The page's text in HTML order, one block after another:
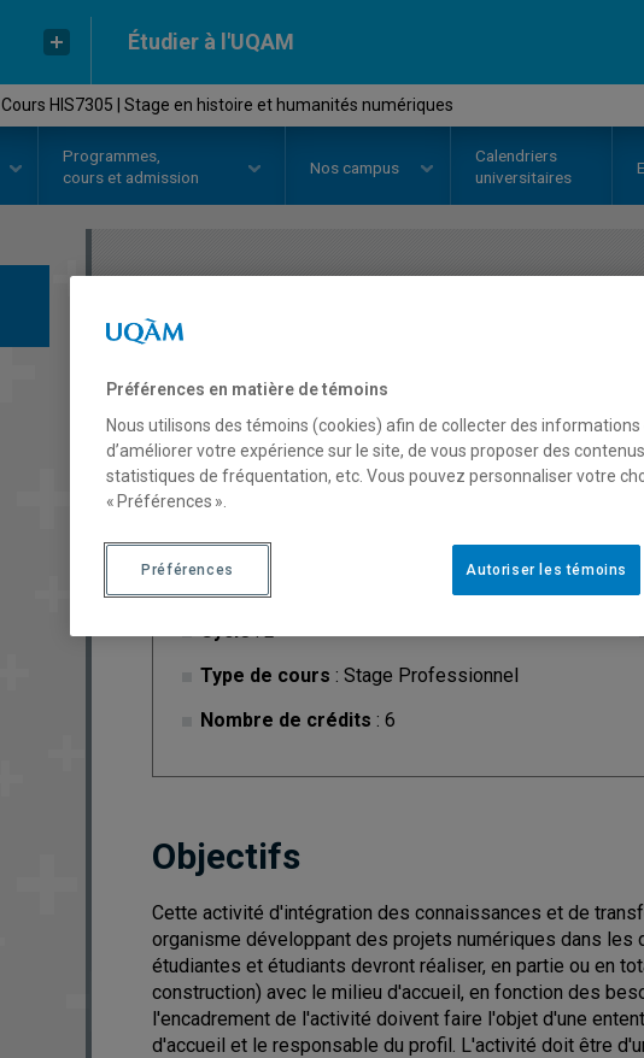
Étudier à l'UQAM
Cours HIS7305 | Stage en histoire et humanités numériques
Programmes,
cours et admission
Nos campus
Calendriers
universitaires
COURS
Stage
numériques
Description Horaire - Été 2026
Cycle: 2
Type de cours : Stage Professionnel
Nombre de crédits : 6
Objectifs
Cette activité d'intégration des connaissances et de
organisme développant des projets numériques dans
étudiantes et étudiants devront réaliser, en partie ou en
construction) avec le milieu d'accueil, en fonction des
l'encadrement de l'activité doivent faire l'objet d'une
d'accueil et le responsable du profil. L'activité doit être
Préférences en matière de témoins
Nous utilisons des témoins (cookies) afin de collecter des
d’améliorer votre expérience sur le site, de vous proposer des
statistiques de fréquentation, etc. Vous pouvez personnaliser votre
« Préférences ».
Autoriser les témoins
Préférences